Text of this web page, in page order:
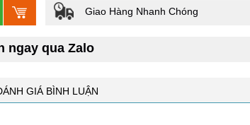
Giao Hàng Nhanh Chóng
ngay qua Zalo
GIÁ BÌNH LUẬN